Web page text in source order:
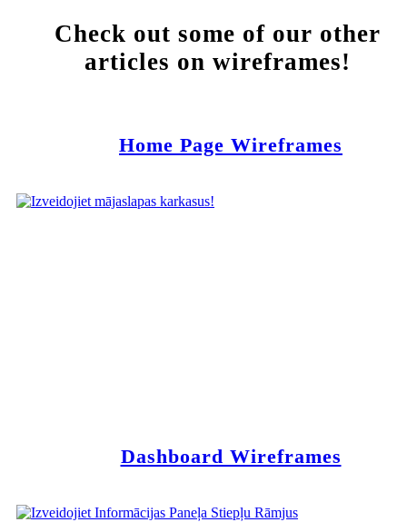
Check out some of our other
articles on wireframes!
Home Page Wireframes
Dashboard Wireframes